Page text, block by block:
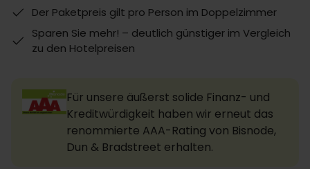
Der Paketpreis gilt pro Person im Doppelzimmer
Sparen Sie mehr! – deutlich günstiger im Vergleich
zu den Hotelpreisen
Für unsere äußerst solide Finanz- und
Kreditwürdigkeit haben wir erneut das
renommierte AAA-Rating von Bisnode,
Dun & Bradstreet erhalten.